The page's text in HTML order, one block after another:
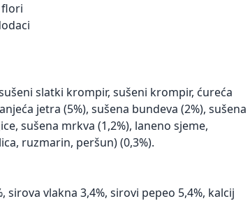
flori
slatki krompir, sušeni krompir, ćureća
jetra (5%), sušena bundeva (2%), sušena
sušena mrkva (1,2%), laneno sjeme,
ruzmarin, peršun) (0,3%).
vlakna 3,4%, sirovi pepeo 5,4%, kalcij